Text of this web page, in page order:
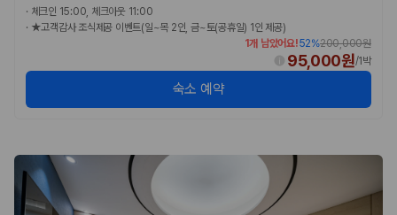
· 체크인 15:00, 체크아웃 11:00
· ★고객감사 조식제공 이벤트(일~목 2인, 금~토(공휴일) 1인 제공)
1개 남았어요!52%200,000원
95,000원/1박
숙소 예약